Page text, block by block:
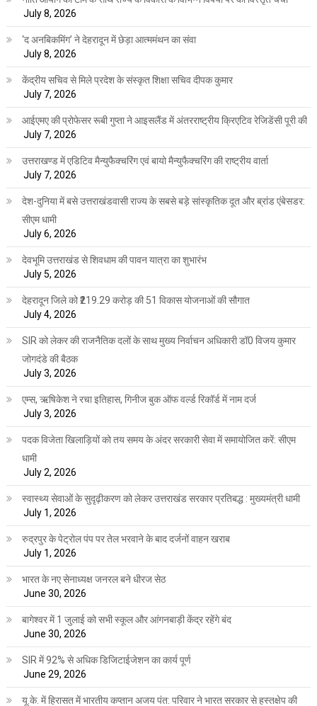
July 8, 2026
‘द अनबिकमिंग’ ने देहरादून में छेड़ा आत्ममंथन का संवा
July 8, 2026
केंद्रीय सचिव से मिले प्रदेश के संस्कृत शिक्षा सचिव दीपक कुमार
July 7, 2026
आईएमए की प्रोफेसर रूबी गुप्ता ने आइसलैंड में अंतरराष्ट्रीय क्रिएटिव रेजिडेंसी पूरी की
July 7, 2026
उत्तराखण्ड में एडिटिव मैन्युफैक्चरिंग एवं बायो मैन्युफैक्चरिंग की राष्ट्रीय वार्ता
July 7, 2026
देश-दुनिया में बसे उत्तराखंडवासी राज्य के सबसे बड़े सांस्कृतिक दूत और ब्रांड एंबेसडर:
सीएम धामी
July 6, 2026
देवभूमि उत्तराखंड से शिवधाम की पावन यात्रा का शुभारंभ
July 5, 2026
देहरादून जिले को ₹219.29 करोड़ की 51 विकास योजनाओं की सौगात
July 4, 2026
SIR को लेकर की राजनैतिक दलों के साथ मुख्य निर्वाचन अधिकारी डॉ0 विजय कुमार
जोगदंडे की बैठक
July 3, 2026
एम्स, ऋषिकेश ने रचा इतिहास, गिनीज बुक ऑफ वर्ल्ड रिकॉर्ड में नाम दर्ज
July 3, 2026
पदक विजेता खिलाड़ियों को तय समय के अंदर सरकारी सेवा में समायोजित करें: सीएम
धामी
July 2, 2026
स्वास्थ्य सेवाओं के सुदृढ़ीकरण को लेकर उत्तराखंड सरकार प्रतिबद्ध : मुख्यमंत्री धामी
July 1, 2026
रुद्रपुर के पेट्रोल पंप पर तेल भरवाने के बाद दर्जनों वाहन खराब
July 1, 2026
भारत के नए सेनाध्यक्ष जनरल बने धीरज सेठ
June 30, 2026
बागेश्वर में 1 जुलाई को सभी स्कूल और आंगनबाड़ी केंद्र रहेंगे बंद
June 30, 2026
SIR में 92% से अधिक डिजिटाईजेशन का कार्य पूर्ण
June 29, 2026
यू.के. में हिरासत में भारतीय कप्तान अजय पंत: परिवार ने भारत सरकार से हस्तक्षेप की